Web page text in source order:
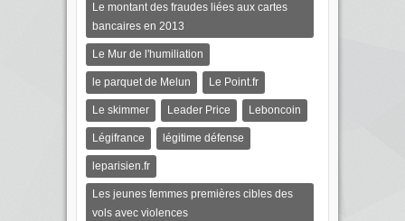
Le montant des fraudes liées aux cartes
bancaires en 2013
Le Mur de l'humiliation
le parquet de Melun Le Point.fr
Le skimmer Leader Price Leboncoin
Légifrance légitime défense
leparisien.fr
Les jeunes femmes premières cibles des
vols avec violences